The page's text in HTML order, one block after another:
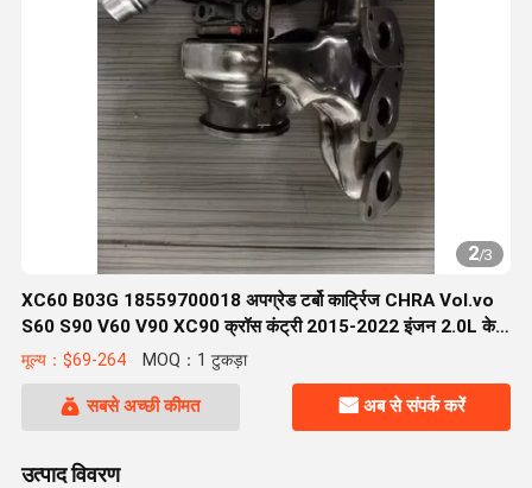
2/3
XC60 B03G 18559700018 अपग्रेड टर्बो कार्ट्रिज CHRA Vol.vo
S60 S90 V60 V90 XC90 क्रॉस कंट्री 2015-2022 इंजन 2.0L के
लिए फिट
मूल्य：$69-264 MOQ：1 टुकड़ा
सबसे अच्छी कीमत अब से संपर्क करें
उत्पाद विवरण